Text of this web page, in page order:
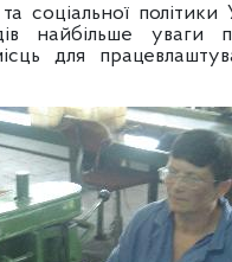
соціальної
найбільше
для